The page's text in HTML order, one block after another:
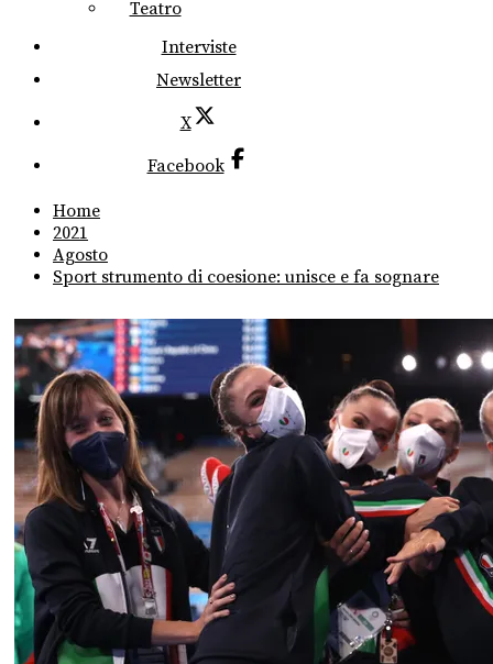
Teatro
Interviste
Newsletter
X
Facebook
Home
2021
Agosto
Sport strumento di coesione: unisce e fa sognare